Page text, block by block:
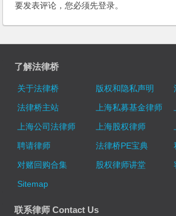
要发表评论，您必须先登录。
了解法律桥
关于法律桥 版权和隐私声明
法律桥主站
上海私募基金律师
上海公司法律师
上海股权律师
聘请律师
法律桥PE宝典
对赌回购合集
股权律师讲堂
Sitemap
联系律师 Contact Us